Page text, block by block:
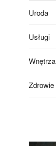
Uroda
Usługi
Wnętrza
Zdrowie